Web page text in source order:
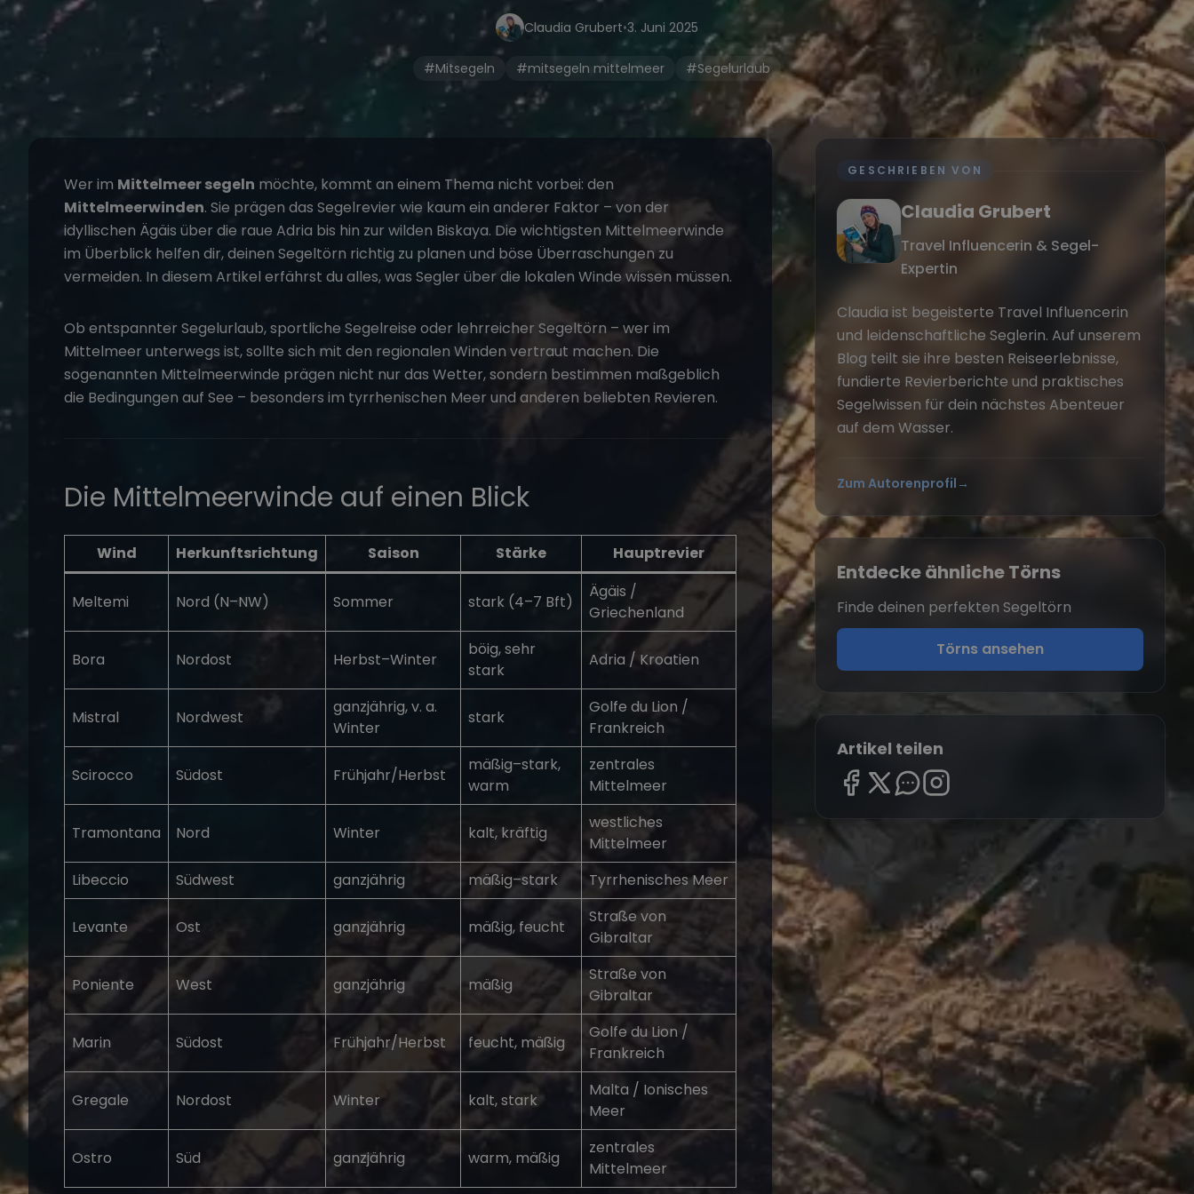
Claudia Grubert•3. Juni 2025
#Mitsegeln #mitsegeln mittelmeer #Segelurlaub
Wer im Mittelmeer segeln möchte, kommt an einem Thema nicht vorbei: den
Mittelmeerwinden. Sie prägen das Segelrevier wie kaum ein anderer Faktor – von der
idyllischen Ägäis über die raue Adria bis hin zur wilden Biskaya. Die wichtigsten Mittelmeerwinde
im Überblick helfen dir, deinen Segeltörn richtig zu planen und böse Überraschungen zu
vermeiden. In diesem Artikel erfährst du alles, was Segler über die lokalen Winde wissen müssen.
Ob entspannter Segelurlaub, sportliche Segelreise oder lehrreicher Segeltörn– wer im
Mittelmeer unterwegs ist, sollte sich mit den regionalen Winden vertraut machen. Die
sogenannten Mittelmeerwinde prägen nicht nur das Wetter, sondern bestimmen maßgeblich
die Bedingungen auf See – besonders im tyrrhenischen Meer und anderen beliebten Revieren.
Die Mittelmeerwinde auf einen Blick
Wind Herkunftsrichtung Saison Stärke Hauptrevier
Meltemi Nord (N–NW) Sommer stark (4–7 Bft)
Ägäis /
Griechenland
Bora Nordost Herbst–Winter
böig, sehr
stark
Adria / Kroatien
Mistral Nordwest
ganzjährig, v. a.
Winter
stark
Golfe du Lion /
Frankreich
Scirocco Südost Frühjahr/Herbst
mäßig–stark,
warm
zentrales
Mittelmeer
Tramontana Nord Winter kalt, kräftig
westliches
Mittelmeer
Libeccio
Südwest ganzjährig mäßig–stark Tyrrhenisches Meer
Levante Ost ganzjährig mäßig, feucht
Straße von
Gibraltar
Poniente West ganzjährig mäßig
Straße von
Gibraltar
Marin Südost Frühjahr/Herbst feucht, mäßig
Golfe du Lion /
Frankreich
Gregale Nordost Winter kalt, stark
Malta / Ionisches
Meer
Ostro Süd ganzjährig warm, mäßig
zentrales
Mittelmeer
GESCHRIEBEN VON
Claudia Grubert
Travel Influencerin & Segel-
Expertin
Claudia ist begeisterte Travel Influencerin
und leidenschaftliche Seglerin. Auf unserem
Blog teilt sie ihre besten Reiseerlebnisse,
fundierte Revierberichte und praktisches
Segelwissen für dein nächstes Abenteuer
auf dem Wasser.
Zum Autorenprofil →
Entdecke ähnliche Törns
Finde deinen perfekten Segeltörn
Törns ansehen
Artikel teilen